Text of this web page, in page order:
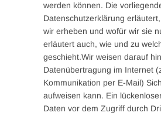
werden können. Die
Datenschutzerklärung
wir erheben und wofür wir sie
erläutert auch, wie und zu
geschieht.Wir weisen darauf
Datenübertragung im Internet
Kommunikation per E-Mail)
aufweisen kann. Ein
Daten vor dem Zugriff durch